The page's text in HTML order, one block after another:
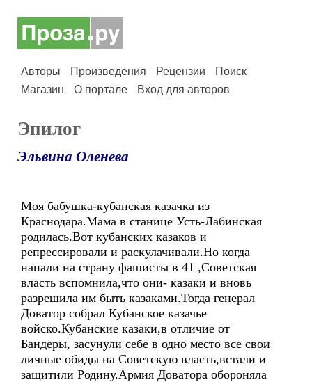
Авторы Произведения Рецензии
Поиск
Магазин
О портале Вход для авторов
Эпилог
Эльвина Оленева
Моя бабушка-кубанская казачка из
Краснодара.Мама в станице Усть-Лабинская
родилась.Вот кубанских казаков и
репрессировали и раскулачивали.Но когда
напали на страну фашисты в 41 ,Советская
власть вспомнила,что они- казаки и вновь
разрешила им быть казаками.Тогда генерал
Доватор собрал Кубанское казачье
войско.Кубанские казаки,в отличие от
Бандеры, засунули себе в одно место все свои
личные обиды на Советскую власть,встали и
защитили Родину.Армия Доватора обороняла